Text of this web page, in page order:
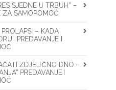
SJEDNE U TRBUH” –
ZA SAMOPOMOĆ
– KADA
PREDAVANJE I
ZDJELIČNO DNO –
PREDAVANJE I